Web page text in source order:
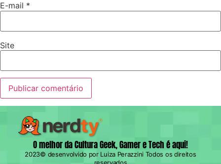
E-mail *
Site
O melhor da Cultura Geek, Gamer e Tech é aqui!
2023© desenvolvido por Luiza Perazzini Todos os direitos
reservados